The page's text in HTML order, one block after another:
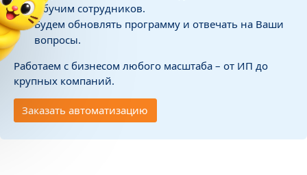
Обучим сотрудников.
Будем обновлять программу и отвечать на Ваши
вопросы.
Работаем с бизнесом любого масштаба – от ИП до
крупных компаний.
Заказать автоматизацию
₽